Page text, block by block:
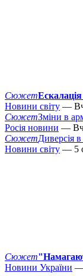
Сюжет
Новини світу —
СюжетЗміни в
Росія новини —
СюжетДиверсія
Новини світу — 5
Сюжет
Новини України —